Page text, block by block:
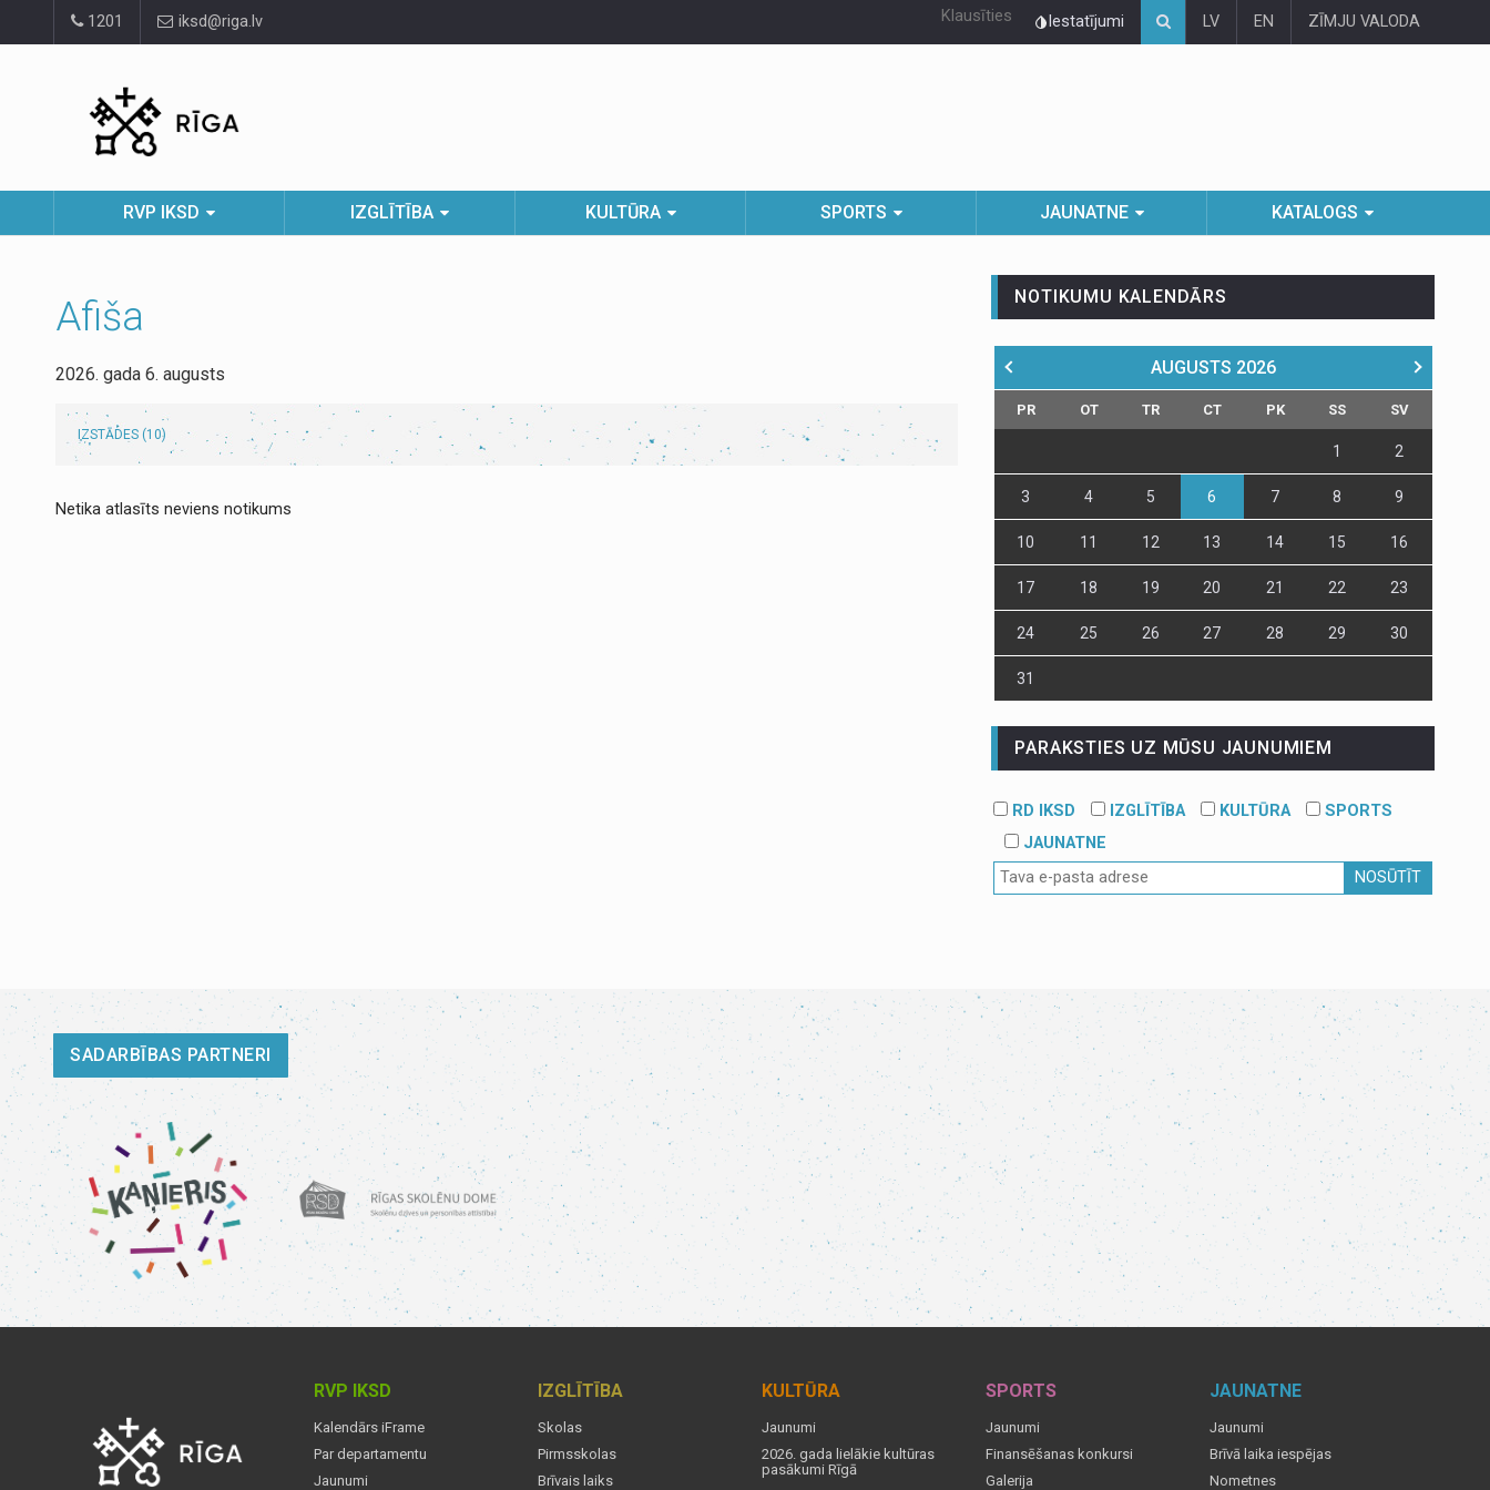
1201 iksd@riga.lv Klausīties Iestatījumi LV EN ZĪMJU VALODA
RVP IKSD IZGLĪTĪBA KULTŪRA SPORTS JAUNATNE KATALOGS
Afiša
2026. gada 6. augusts
IZSTĀDES (10)
Netika atlasīts neviens notikums
NOTIKUMU KALENDĀRS
AUGUSTS 2026
PR OT TR CT PK SS SV
1 2
3 4 5 6 7 8 9
10 11 12 13 14 15 16
17 18 19 20 21 22 23
24 25 26 27 28 29 30
31
PARAKSTIES UZ MŪSU JAUNUMIEM
RD IKSD IZGLĪTĪBA KULTŪRA
SPORTS
JAUNATNE
NOSŪTĪT
SADARBĪBAS PARTNERI
RVP IKSD
Kalendārs iFrame
Par departamentu
Jaunumi
IZGLĪTĪBA
Skolas
Pirmsskolas
Brīvais laiks
KULTŪRA
Jaunumi
2026. gada lielākie kultūras
pasākumi Rīgā
SPORTS
Jaunumi
Finansēšanas konkursi
Galerija
JAUNATNE
Jaunumi
Brīvā laika iespējas
Nometnes